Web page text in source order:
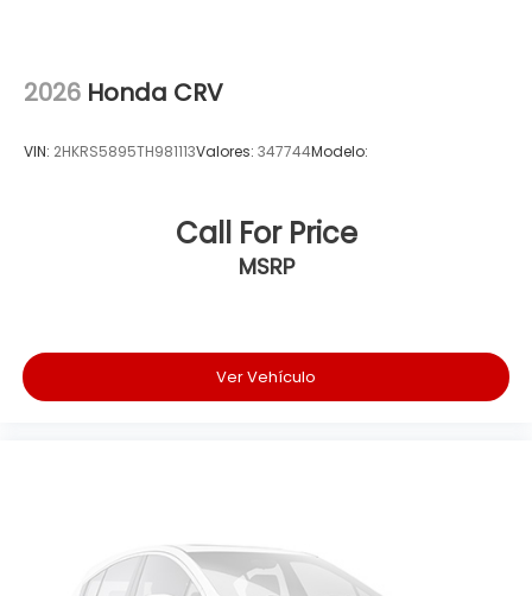
2026 Honda CRV
VIN: 2HKRS5895TH981113Valores: 347744Modelo:
Call For Price
MSRP
Ver Vehículo